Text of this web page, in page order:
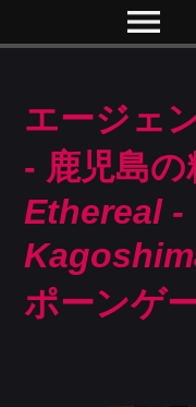
menu
エージェ
- 鹿児島
Ethereal
ポーンゲ